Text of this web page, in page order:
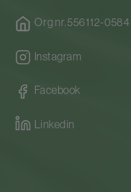
Org nr.556112-0584
Instagram
Facebook
Linkedin